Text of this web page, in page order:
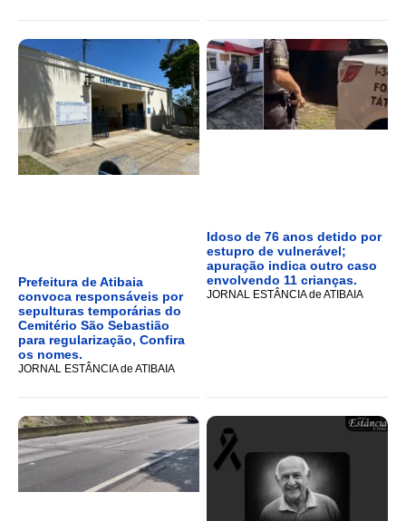
Prefeitura de Atibaia
convoca responsáveis por
sepulturas temporárias do
Cemitério São Sebastião
para regularização, Confira
os nomes.
JORNAL ESTÂNCIA de ATIBAIA
Idoso de 76 anos detido por
estupro de vulnerável;
apuração indica outro caso
envolvendo 11 crianças.
JORNAL ESTÂNCIA de ATIBAIA